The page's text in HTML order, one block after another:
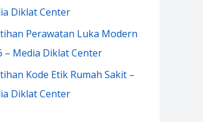
Diklat Center
Perawatan Luka Modern
– Media Diklat Center
Kode Etik Rumah Sakit –
Diklat Center